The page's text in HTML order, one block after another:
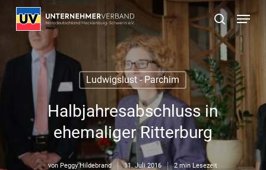
Skip
content
suchen
Menu
Ludwigslust - Parchim
Halbjahresabschluss in
ehemaliger Ritterburg
von Peggy Hildebrand 11. Juli 2016 2 min Lesezeit